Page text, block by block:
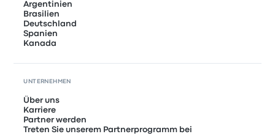
Argentinien
Brasilien
Deutschland
Spanien
Kanada
UNTERNEHMEN
Über uns
Karriere
Partner werden
Treten Sie unserem Partnerprogramm bei